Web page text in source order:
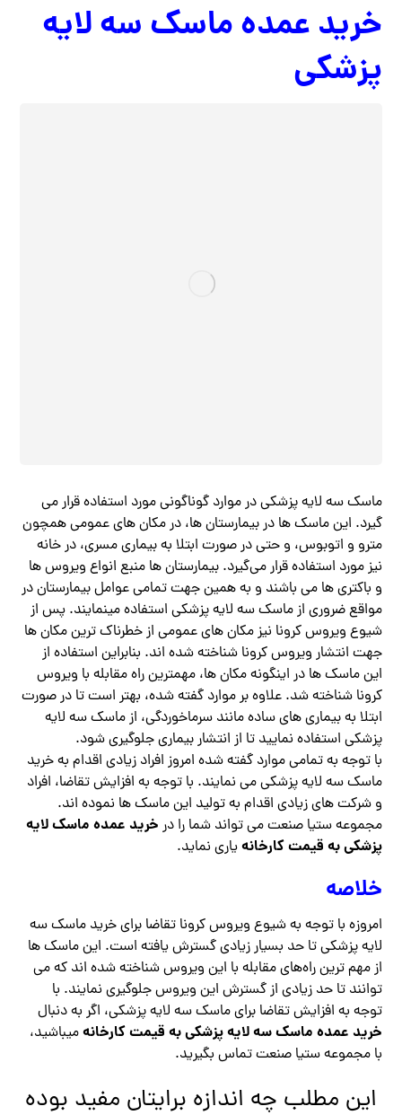
خرید عمده ماسک سه لایه
پزشکی
ماسک سه لایه پزشکی در موارد گوناگونی مورد استفاده قرار می
گیرد. این ماسک ها در بیمارستان ها، در مکان ‌های عمومی همچون
مترو و اتوبوس، و حتی در صورت ابتلا به بیماری مسری، در خانه
نیز مورد استفاده قرار می‌گیرد. بیمارستان ها منبع انواع ویروس ها
و باکتری ها می باشند و به همین جهت تمامی عوامل بیمارستان در
مواقع ضروری از ماسک سه لایه پزشکی استفاده مینمایند. پس از
شیوع ویروس کرونا نیز مکان های عمومی از خطرناک ترین مکان ها
جهت انتشار ویروس کرونا شناخته شده اند. بنابراین استفاده از
این ماسک ها در اینگونه مکان‌ ها، مهمترین راه مقابله با ویروس
کرونا شناخته شد. علاوه بر موارد گفته شده، بهتر است تا در صورت
ابتلا به بیماری‌ های ساده مانند سرماخوردگی، از ماسک سه لایه
پزشکی استفاده نمایید تا از انتشار بیماری جلوگیری شود.
با توجه به تمامی موارد گفته شده امروز افراد زیادی اقدام به خرید
ماسک سه لایه پزشکی می نمایند. با توجه به افزایش تقاضا، افراد
و شرکت های زیادی اقدام به تولید این ماسک ‌ها نموده اند.
مجموعه ستیا صنعت می تواند شما را در خرید عمده ماسک لایه
پزشکی به قیمت کارخانهیاری نماید.
خلاصه
امروزه با توجه به شیوع ویروس کرونا تقاضا برای خرید ماسک سه
لایه پزشکی تا حد بسیار زیادی گسترش یافته است. این ماسک ‌ها
از مهم ‌ترین راه‌های مقابله با این ویروس شناخته شده اند که می
توانند تا حد زیادی از گسترش این ویروس جلوگیری نمایند. با
توجه به افزایش تقاضا برای ماسک سه لایه پزشکی، اگر به دنبال
خرید عمده ماسک سه لایه پزشکی به قیمت کارخانهمیباشید،
با مجموعه ستیا صنعت تماس بگیرید.
این مطلب چه اندازه برایتان مفید بوده